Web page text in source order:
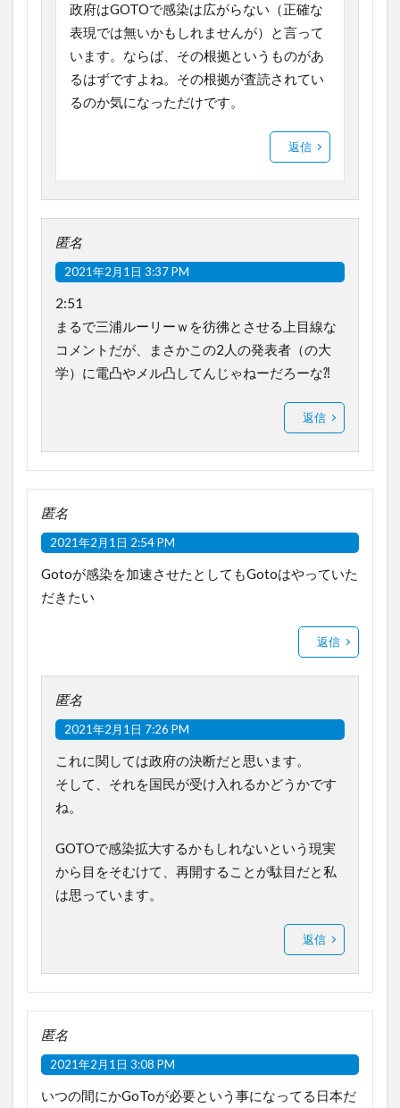
政府はGOTOで感染は広がらない（正確な
表現では無いかもしれませんが）と言って
います。ならば、その根拠というものがあ
るはずですよね。その根拠が査読されてい
るのか気になっただけです。
返信
匿名
2021年2月1日 3:37 PM
2:51
まるで三浦ルーリーｗを彷彿とさせる上目線な
コメントだが、まさかこの2人の発表者（の大
学）に電凸やメル凸してんじゃねーだろーな⁈
返信
匿名
2021年2月1日 2:54 PM
Gotoが感染を加速させたとしてもGotoはやっていた
だきたい
返信
匿名
2021年2月1日 7:26 PM
これに関しては政府の決断だと思います。
そして、それを国民が受け入れるかどうかです
ね。
GOTOで感染拡大するかもしれないという現実
から目をそむけて、再開することが駄目だと私
は思っています。
返信
匿名
2021年2月1日 3:08 PM
いつの間にかGoToが必要という事になってる日本だ